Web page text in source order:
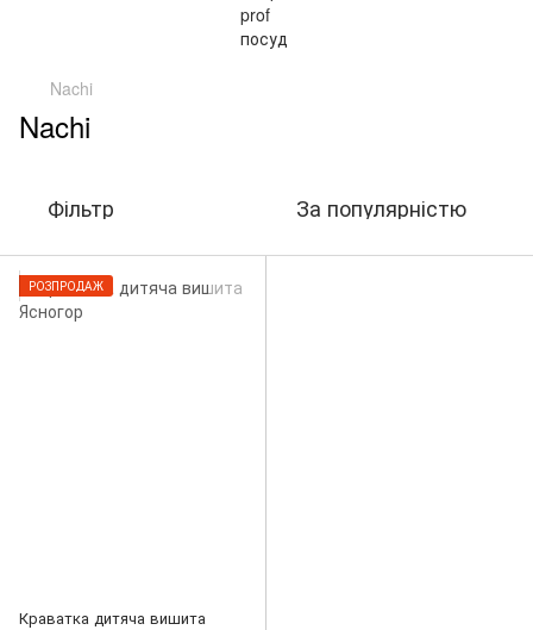
Nachi
Nachi
Фільтр За популярністю
РОЗПРОДАЖ
Краватка дитяча вишита